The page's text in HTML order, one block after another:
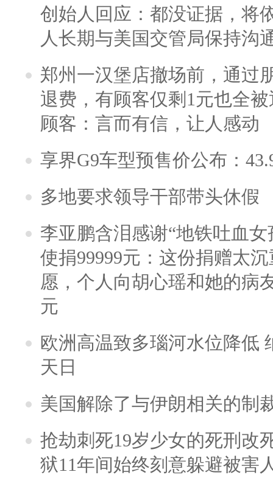
创始人回应：都没证据，将
人长期与美国交管局保持沟
郑州一汉堡店撤场前，通过
退费，有顾客仅剩1元也全
顾客：言而有信，让人感动
享界G9车型预售价公布：
多地要求领导干部带头休假
李亚鹏含泪感谢“地铁吐血
使捐99999元：这份捐赠太
愿，个人向胡心瑶和她的病
元
欧洲高温致多瑙河水位降低
天日
美国解除了与伊朗相关的制
抢劫刺死19岁少女的死刑改
狱11年间始终刻意躲避被害